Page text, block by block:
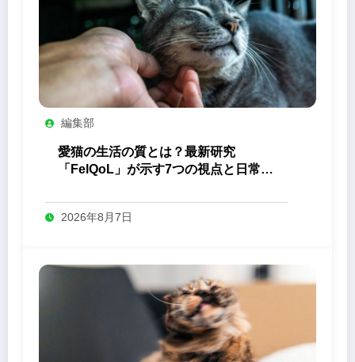
編集部
愛猫の生活の質とは？最新研究
「FelQoL」が示す7つの視点と日常の
2026年8月7日